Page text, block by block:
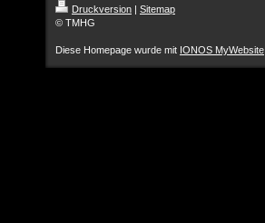
Druckversion | Sitemap
© TMHG
Diese Homepage wurde mit IONOS MyWebsite